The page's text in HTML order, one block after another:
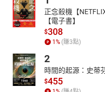
正念殺機【
【電子書】
$308
1% (賺3點)
2
時間的起源：史蒂
$455